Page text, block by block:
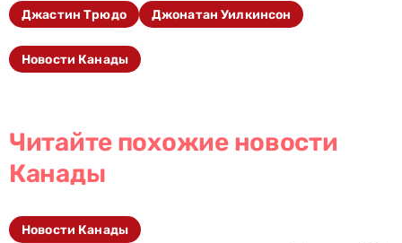
Джастин Трюдо Джонатан Уилкинсон
Новости Канады
Читайте похожие новости
Канады
Новости Канады